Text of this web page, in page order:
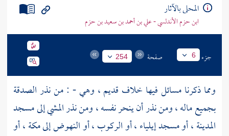
المحلى بالآثار
ابن حزم الأندلسي - علي بن أحمد بن سعيد بن حزم
جزء 6 صفحة 254
ومما ذكرنا مسائل فيها خلاف قديم ، وهي - : من نذر الصدقة
بجميع ماله ، ومن نذر أن ينحر نفسه ، ومن نذر المشي إلىمسجد
المدينة، أومسجد إيلياء، أو الركوب ، أو النهوض إلىمكة، أو